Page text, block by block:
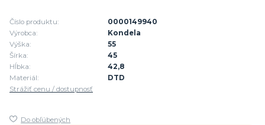
Číslo produktu:
0000149940
Výrobca:
Kondela
Výška:
55
Šírka:
45
Hĺbka:
42,8
Materiál:
DTD
Strážiť cenu / dostupnosť
Do obľúbených